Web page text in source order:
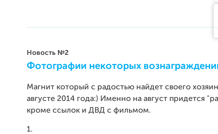
Новость №2
Фотографии некоторых
Магнит который с радостью найдет своего
августе 2014 года:) Именно на август придется
кроме ссылок и ДВД с фильмом.
1.